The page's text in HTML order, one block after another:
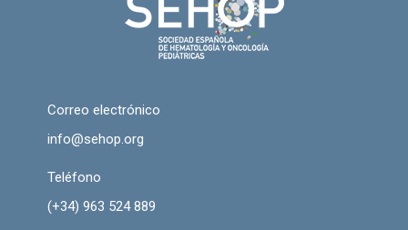
Correo electrónico
info@sehop.org
Teléfono
(+34) 963 524 889